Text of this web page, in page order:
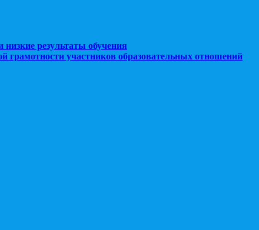
результаты обучения
грамотности участников образовательных отношений